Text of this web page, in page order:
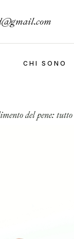
CHI SONO
del pene: